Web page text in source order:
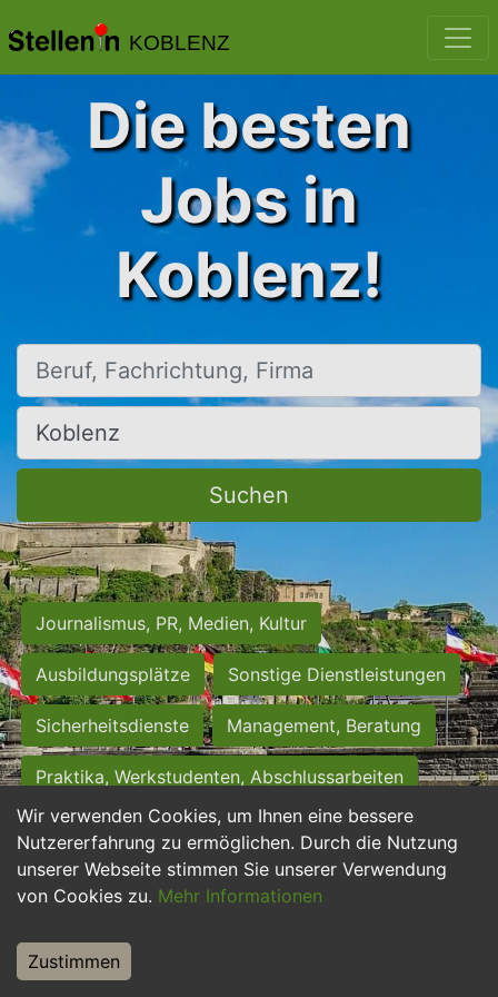
KOBLENZ
Wir verwenden Cookies, um Ihnen eine bessere
Nutzererfahrung zu ermöglichen. Durch die Nutzung
unserer Webseite stimmen Sie unserer Verwendung
von Cookies zu. Mehr Informationen
Zustimmen
Die besten
Jobs in
Koblenz!
Beruf, Fachrichtung, Firma
Ort, Stadt
Suchen
Journalismus, PR, Medien, Kultur
Ausbildungsplätze Sonstige Dienstleistungen
Sicherheitsdienste Management, Beratung
Praktika, Werkstudenten, Abschlussarbeiten
Personalwesen Assistenz, Sekretariat
Hilfskräfte, Aushilfs- und Nebenjobs
Weiterbildung, Studium, duale Ausbildung